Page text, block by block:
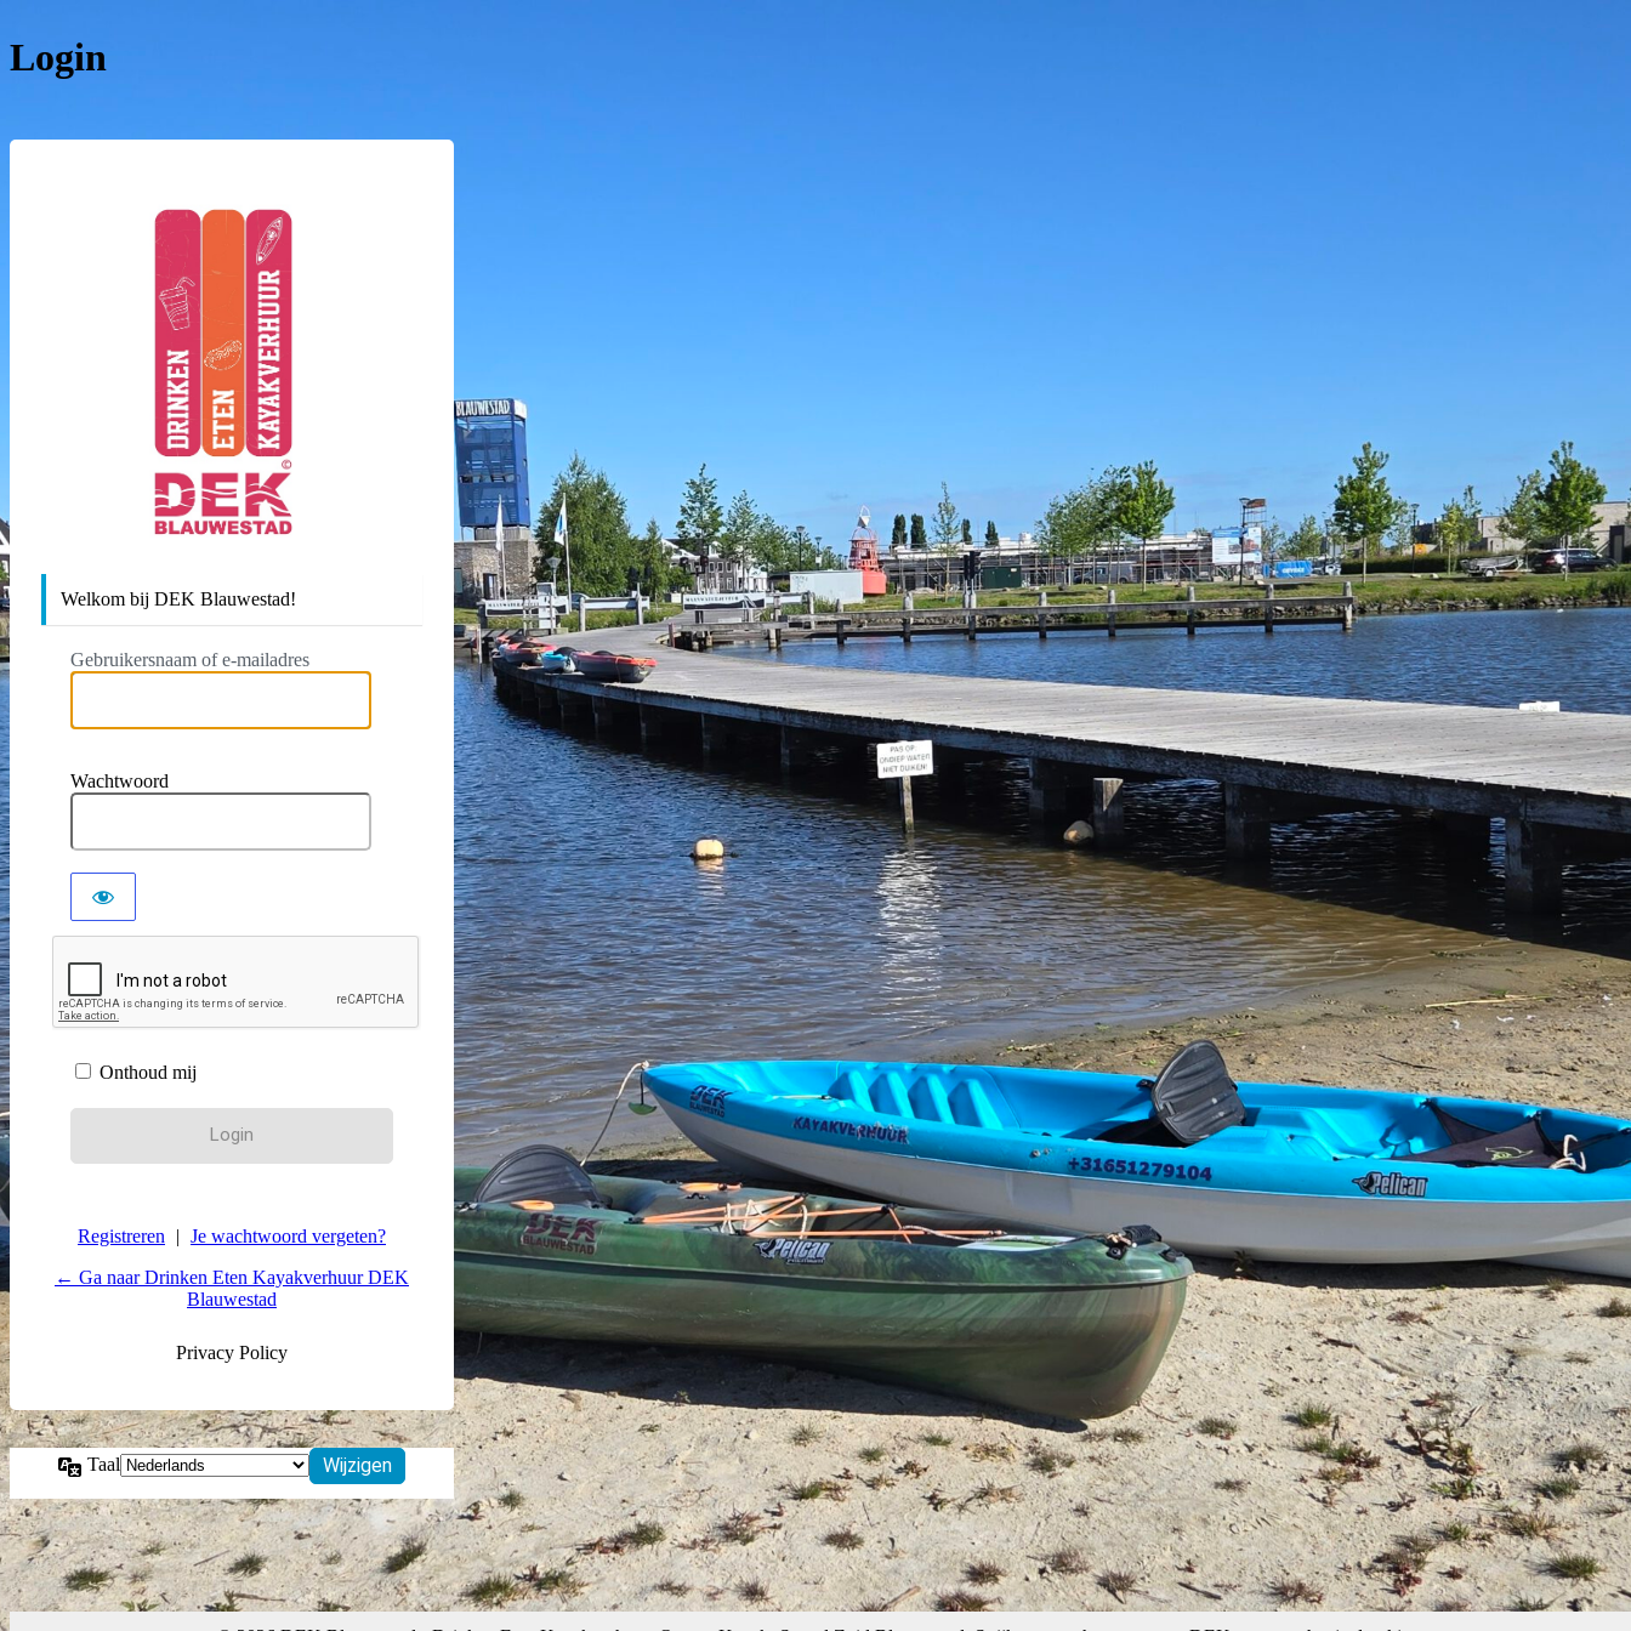
Login
Welkom bij DEK Blauwestad!
Gebruikersnaam of e-mailadres
Wachtwoord
Onthoud mij
Registreren | Je wachtwoord vergeten?
← Ga naar Drinken Eten Kayakverhuur DEK
Blauwestad
Privacy Policy
Taal